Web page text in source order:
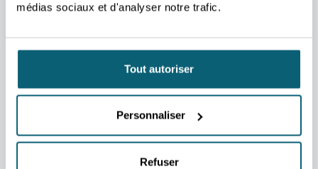
médias sociaux et d'analyser notre trafic.
Tout autoriser
Personnaliser
Refuser